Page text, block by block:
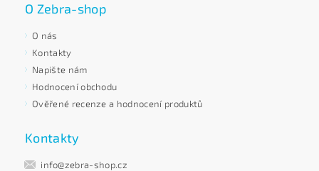
O Zebra-shop
O nás
Kontakty
Napište nám
Hodnocení obchodu
Ověřené recenze a hodnocení produktů
Kontakty
info@zebra-shop.cz